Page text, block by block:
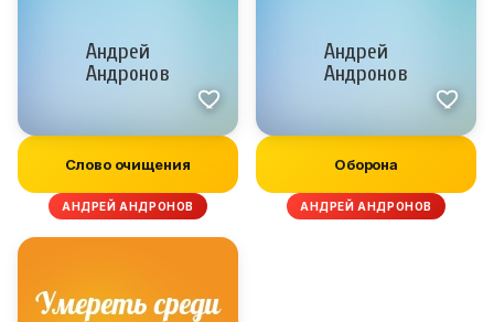
Слово очищения
АНДРЕЙ АНДРОНОВ
Оборона
АНДРЕЙ АНДРОНОВ